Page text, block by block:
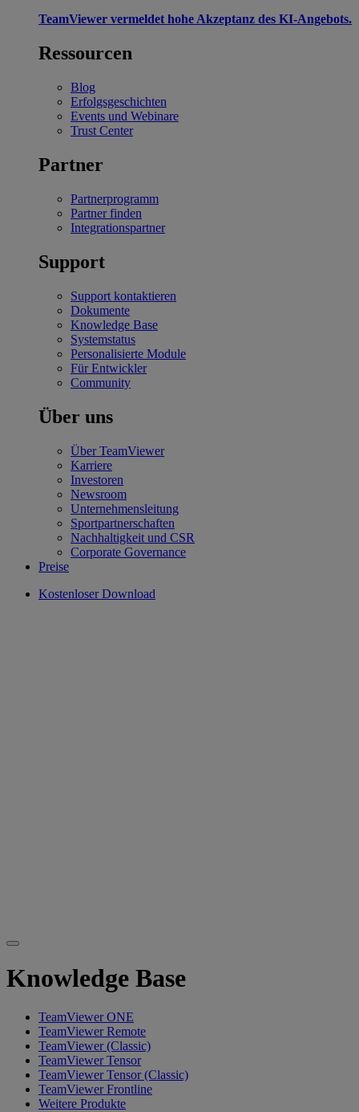
TeamViewer vermeldet hohe Akzeptanz des KI-Angebots.
Ressourcen
Blog
Erfolgsgeschichten
Events und Webinare
Trust Center
Partner
Partnerprogramm
Partner finden
Integrationspartner
Support
Support kontaktieren
Dokumente
Knowledge Base
Systemstatus
Personalisierte Module
Für Entwickler
Community
Über uns
Über TeamViewer
Karriere
Investoren
Newsroom
Unternehmensleitung
Sportpartnerschaften
Nachhaltigkeit und CSR
Corporate Governance
Preise
Kostenloser Download
Knowledge Base
TeamViewer ONE
TeamViewer Remote
TeamViewer (Classic)
TeamViewer Tensor
TeamViewer Tensor (Classic)
TeamViewer Frontline
Weitere Produkte